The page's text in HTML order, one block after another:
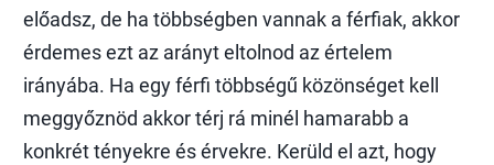
előadsz, de ha többségben vannak a férfiak, akkor
érdemes ezt az arányt eltolnod az értelem
irányába. Ha egy férfi többségű közönséget kell
meggyőznöd akkor térj rá minél hamarabb a
konkrét tényekre és érvekre. Kerüld el azt, hogy